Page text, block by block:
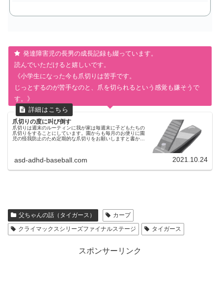
発達障害児の長男の成長記録も綴っています。
読んでいただけると嬉しいです。
《小学生になった今も爪切りは苦手です。
じっとするのが苦手なのと、爪を切られるという感覚も嫌そうで
す。》
爪切りの度に叫び倒す
爪切りは週末のルーティンに我が家は毎週末に子どもたちの
爪切りをすることにしています。園からも毎月のお便りに園
児の怪我防止のため定期的な爪切りをお願いしますと書かれ
asd-adhd-baseball.com 2021.10.24
父ちゃんの話（タイガース）
カープ
クライマックスシリーズファイナルステージ
タイガース
スポンサーリンク